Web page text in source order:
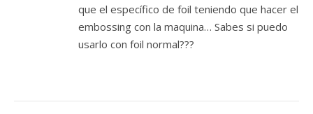
que el específico de foil teniendo que hacer el
embossing con la maquina… Sabes si puedo
usarlo con foil normal???